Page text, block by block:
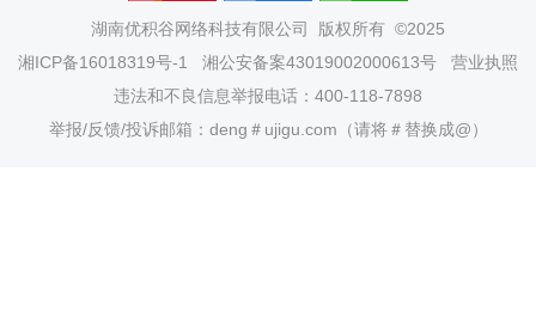
湖南优积谷网络科技有限公司
版权所有 ©2025
湘ICP备16018319号-1
湘公安备案43019002000613号
营业执照
违法和不良信息举报电话：400-118-7898
举报/反馈/投诉邮箱：deng＃ujigu.com（请将＃替换成@）